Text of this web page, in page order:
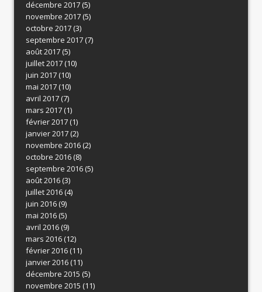
décembre 2017(5)
novembre 2017(5)
octobre 2017(3)
septembre 2017(7)
août 2017(5)
juillet 2017(10)
juin 2017(10)
mai 2017(10)
avril 2017(7)
mars 2017(1)
février 2017(1)
janvier 2017(2)
novembre 2016(2)
octobre 2016(8)
septembre 2016(5)
août 2016(3)
juillet 2016(4)
juin 2016(9)
mai 2016(5)
avril 2016(9)
mars 2016(12)
février 2016(11)
janvier 2016(11)
décembre 2015 (5)
novembre 2015 (11)